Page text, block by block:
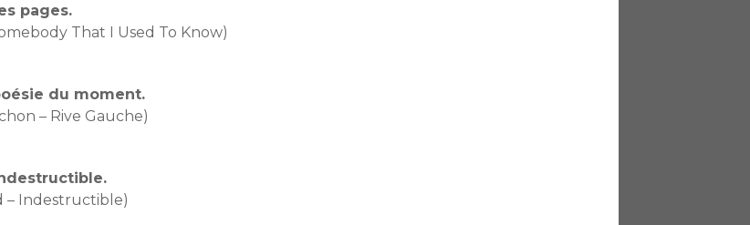
pages.
That I Used To Know)
du moment.
– Rive Gauche)
– Indestructible)